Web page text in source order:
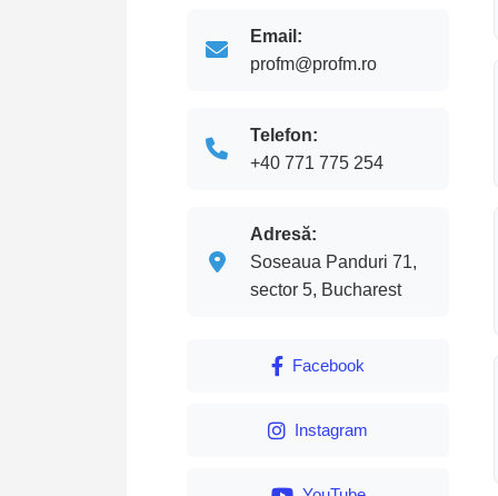
Email:
profm@profm.ro
Telefon:
+40 771 775 254
Adresă:
Soseaua Panduri 71,
sector 5, Bucharest
Facebook
Instagram